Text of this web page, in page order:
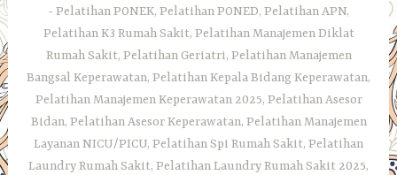
Pelatihan PONEK, Pelatihan PONED, Pelatihan APN,
Pelatihan K3 Rumah Sakit, Pelatihan Manajemen Diklat
Rumah Sakit, Pelatihan Geriatri, Pelatihan Manajemen
Bangsal Keperawatan, Pelatihan Kepala Bidang Keperawatan,
Pelatihan Manajemen Keperawatan 2025, Pelatihan Asesor
Bidan, Pelatihan Asesor Keperawatan, Pelatihan Manajemen
Layanan NICU/PICU, Pelatihan Spi Rumah Sakit, Pelatihan
Laundry Rumah Sakit, Pelatihan Laundry Rumah Sakit 2025,